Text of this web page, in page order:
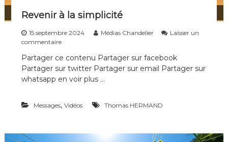
Revenir à la simplicité
15 septembre 2024 Médias Chandelier
Laisser un
commentaires
r
R
e
n
à
Partager ce contenu Partager sur facebook
Partager sur twitter Partager sur email Partager sur
whatsapp en voir plus …
Messages, Vidéos Thomas HERMAND